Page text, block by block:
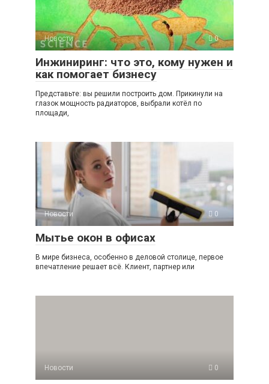
Новости 0
Инжиниринг: что это, кому нужен и
как помогает бизнесу
Представьте: вы решили построить дом. Прикинули на
глазок мощность радиаторов, выбрали котёл по
площади,
Новости 0
Мытье окон в офисах
В мире бизнеса, особенно в деловой столице, первое
впечатление решает всё. Клиент, партнер или
Новости 0